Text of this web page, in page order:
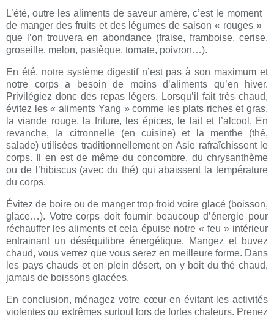
L’été, outre les aliments de saveur amère, c’est le moment
de manger des fruits et des légumes de saison « rouges »
que l’on trouvera en abondance (fraise, framboise, cerise,
groseille, melon, pastèque, tomate, poivron…).
En été, notre système digestif n’est pas à son maximum et
notre corps a besoin de moins d’aliments qu’en hiver.
Privilégiez donc des repas légers. Lorsqu’il fait très chaud,
évitez les « aliments Yang » comme les plats riches et gras,
la viande rouge, la friture, les épices, le lait et l’alcool. En
revanche, la citronnelle (en cuisine) et la menthe (thé,
salade) utilisées traditionnellement en Asie rafraîchissent le
corps. Il en est de même du concombre, du chrysanthème
ou de l’hibiscus (avec du thé) qui abaissent la température
du corps.
Évitez de boire ou de manger trop froid voire glacé (boisson,
glace…). Votre corps doit fournir beaucoup d’énergie pour
réchauffer les aliments et cela épuise notre « feu » intérieur
entrainant un déséquilibre énergétique. Mangez et buvez
chaud, vous verrez que vous serez en meilleure forme. Dans
les pays chauds et en plein désert, on y boit du thé chaud,
jamais de boissons glacées.
En conclusion, ménagez votre cœur en évitant les activités
violentes ou extrêmes surtout lors de fortes chaleurs. Prenez